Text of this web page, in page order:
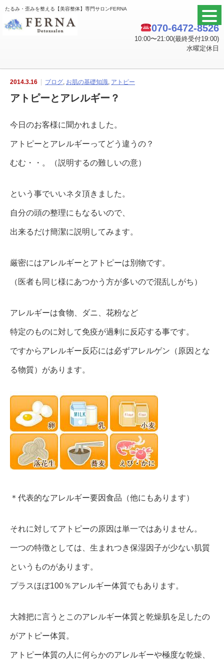
たるみ・歪みを整える【美容整体】専門サロンFERNA
070-6472-8526
10:00〜21:00(最終受付19:00)
水曜定休日
2014.3.16 ブログ, お肌の基礎知識, アトピー
アトピーとアレルギー？
今日のお客様に聞かれました。
アトピーとアレルギーってどう違うの？
むむ・・。（説明するの難しいの意）
という事でいいネタ頂きました。
自分の頭の整理にもなるいので、
出来るだけ簡潔に説明してみます。
厳密にはアレルギーとアトピーは別物です。
（医者も同じ様にあつかう方が多いので混乱しがち）
アレルギーは食物、ダニ、花粉など
特定のものに対して免疫が過剰に反応する事です。
ですからアレルギー反応には必ずアレルゲン（原因とな
る物質）があります。
＊代表的なアレルギー要因食品（他にもあります）
それに対してアトピーの原因は単一ではありません。
一つの特徴としては、生まれつき保湿因子が少ない肌質
というものがあります。
プラスほぼ100％アレルギー体質でもあります。
大雑把に言うとこのアレルギー体質と乾燥肌を足したの
がアトピー体質。
アトピー体質の人に何らかのアレルギーや極度な乾燥、